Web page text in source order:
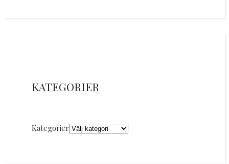
KATEGORIER
Kategorier